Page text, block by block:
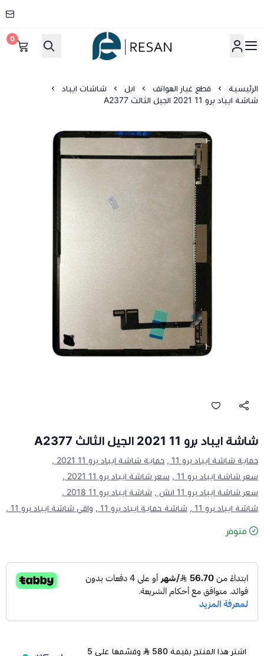
شركة ريسان
0
الرئيسية قطع غيار الهواتف ابل
شاشات ايباد
شاشة ايباد برو 11 2021 الجيل الثالث A2377
شاشة ايباد برو 11 2021 الجيل الثالث A2377
حماية شاشة ايباد برو 11 ,
حماية شاشة ايباد برو 11 2021 ,
سعر شاشة ايباد برو 11 ,
سعر شاشة ايباد برو 11 2021 ,
سعر شاشة ايباد برو 11 انش ,
شاشة ايباد برو 11 2018 ,
شاشة ايباد برو 11 ,
شاشة حماية ايباد برو 11 , واقي شاشة ايباد برو 11 ,
متوفر
اشترِ هذا المنتج بقيمة 580
وقسّمها على 5